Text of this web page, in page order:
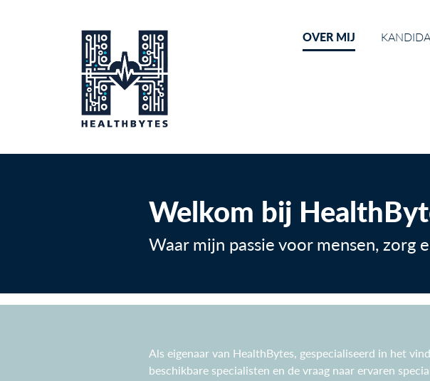
OVER MIJ
Welkom bij
Waar mijn passie voor mensen, zorg
Als eigenaar van HealthBytes, gespecialiseerd in het
beschikbare specialisten en de vraag naar ervaren